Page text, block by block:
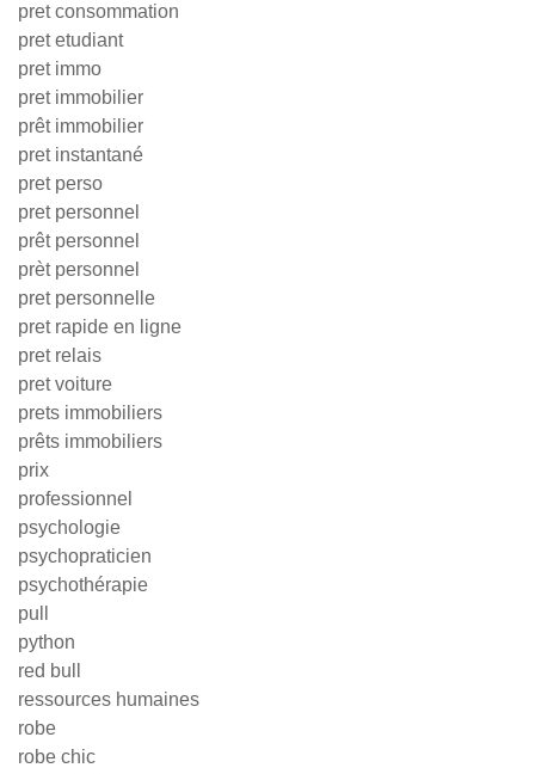
pret consommation
pret etudiant
pret immo
pret immobilier
prêt immobilier
pret instantané
pret perso
pret personnel
prêt personnel
prèt personnel
pret personnelle
pret rapide en ligne
pret relais
pret voiture
prets immobiliers
prêts immobiliers
prix
professionnel
psychologie
psychopraticien
psychothérapie
pull
python
red bull
ressources humaines
robe
robe chic